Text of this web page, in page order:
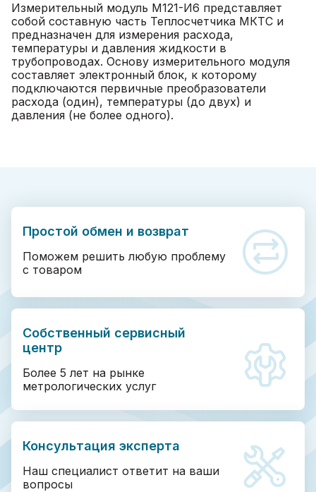
Измерительный модуль М121-И6 представляет
собой составную часть Теплосчетчика МКТС и
предназначен для измерения расхода,
температуры и давления жидкости в
трубопроводах. Основу измерительного модуля
составляет электронный блок, к которому
подключаются первичные преобразователи
расхода (один), температуры (до двух) и
давления (не более одного).
Простой обмен и возврат
Поможем решить любую проблему
с товаром
Собственный сервисный
центр
Более 5 лет на рынке
метрологических услуг
Консультация эксперта
Наш специалист ответит на ваши
вопросы